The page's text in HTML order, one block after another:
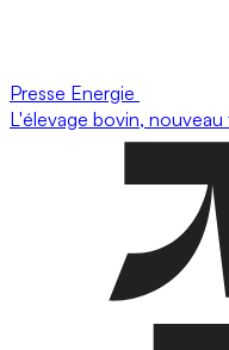
Presse Energie
L'élevage bovin, nouveau